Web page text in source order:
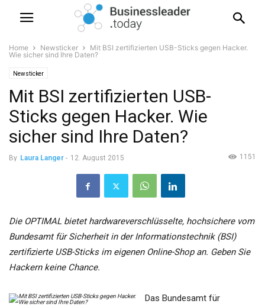
Home Newsticker
Mit BSI zertifizierten USB-Sticks gegen Hacker.
Wie sicher sind Ihre Daten?
Newsticker
Mit BSI zertifizierten USB-
Sticks gegen Hacker. Wie
sicher sind Ihre Daten?
By Laura Langer - 12. August 2015 1151
Die OPTIMAL bietet hardwareverschlüsselte, hochsichere vom
Bundesamt für Sicherheit in der Informationstechnik (BSI)
zertifizierte USB-Sticks im eigenen Online-Shop an. Geben Sie
Hackern keine Chance.
Das Bundesamt für